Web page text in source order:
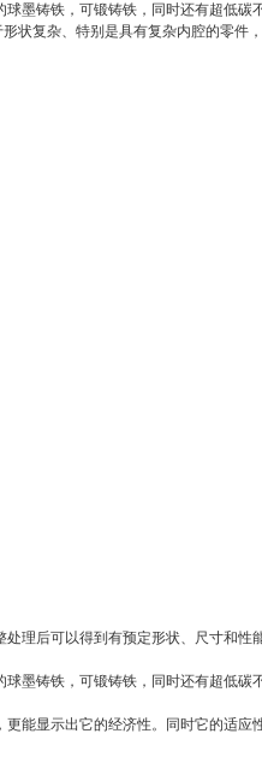
墨铸铁，可锻铸铁，同时还有超低碳
状复杂、特别是具有复杂内腔的零件
理后可以得到有预定形状、尺寸和性
墨铸铁，可锻铸铁，同时还有超低碳
能显示出它的经济性。同时它的适应